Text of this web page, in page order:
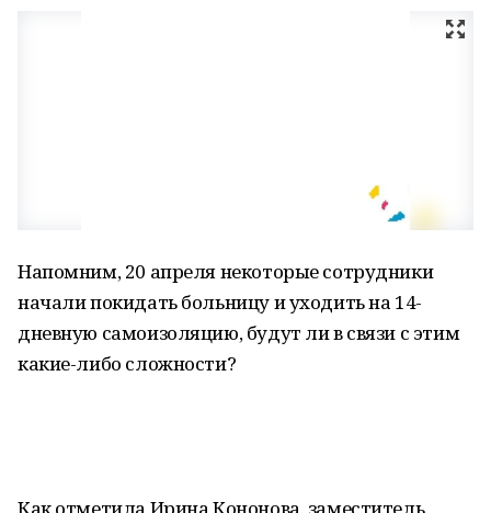
Напомним, 20 апреля некоторые сотрудники
начали покидать больницу и уходить на 14-
дневную самоизоляцию, будут ли в связи с этим
какие-либо сложности?